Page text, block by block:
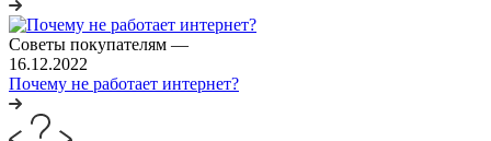
Советы покупателям —
16.12.2022
Почему не работает интернет?